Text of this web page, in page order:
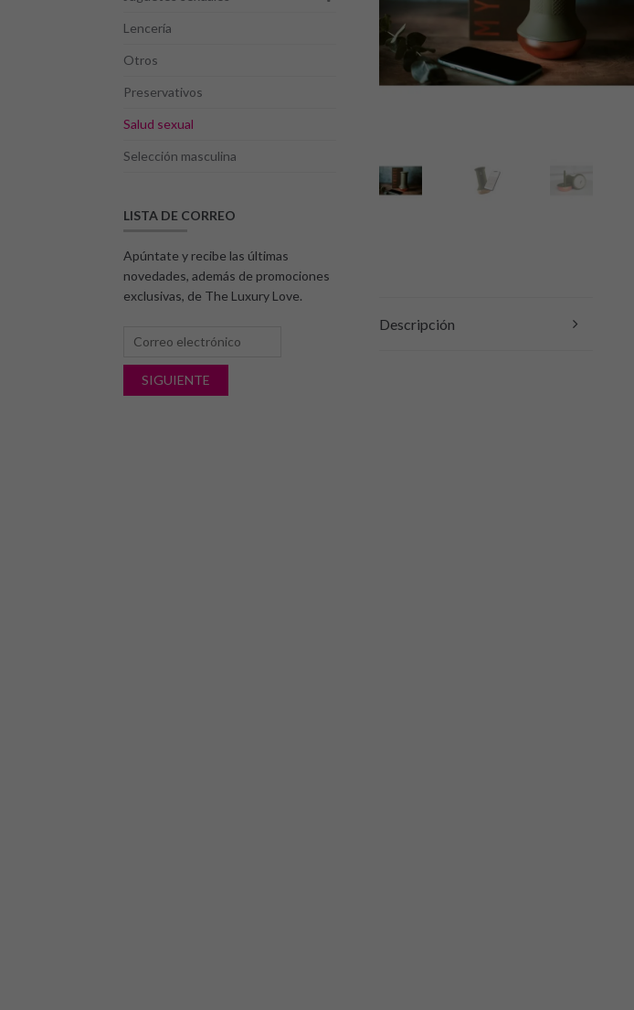
Descripción
Lencería
Otros
Preservativos
Salud sexual
Selección masculina
LISTA DE CORREO
Apúntate y recibe las últimas
novedades, además de promociones
exclusivas, de The Luxury Love.